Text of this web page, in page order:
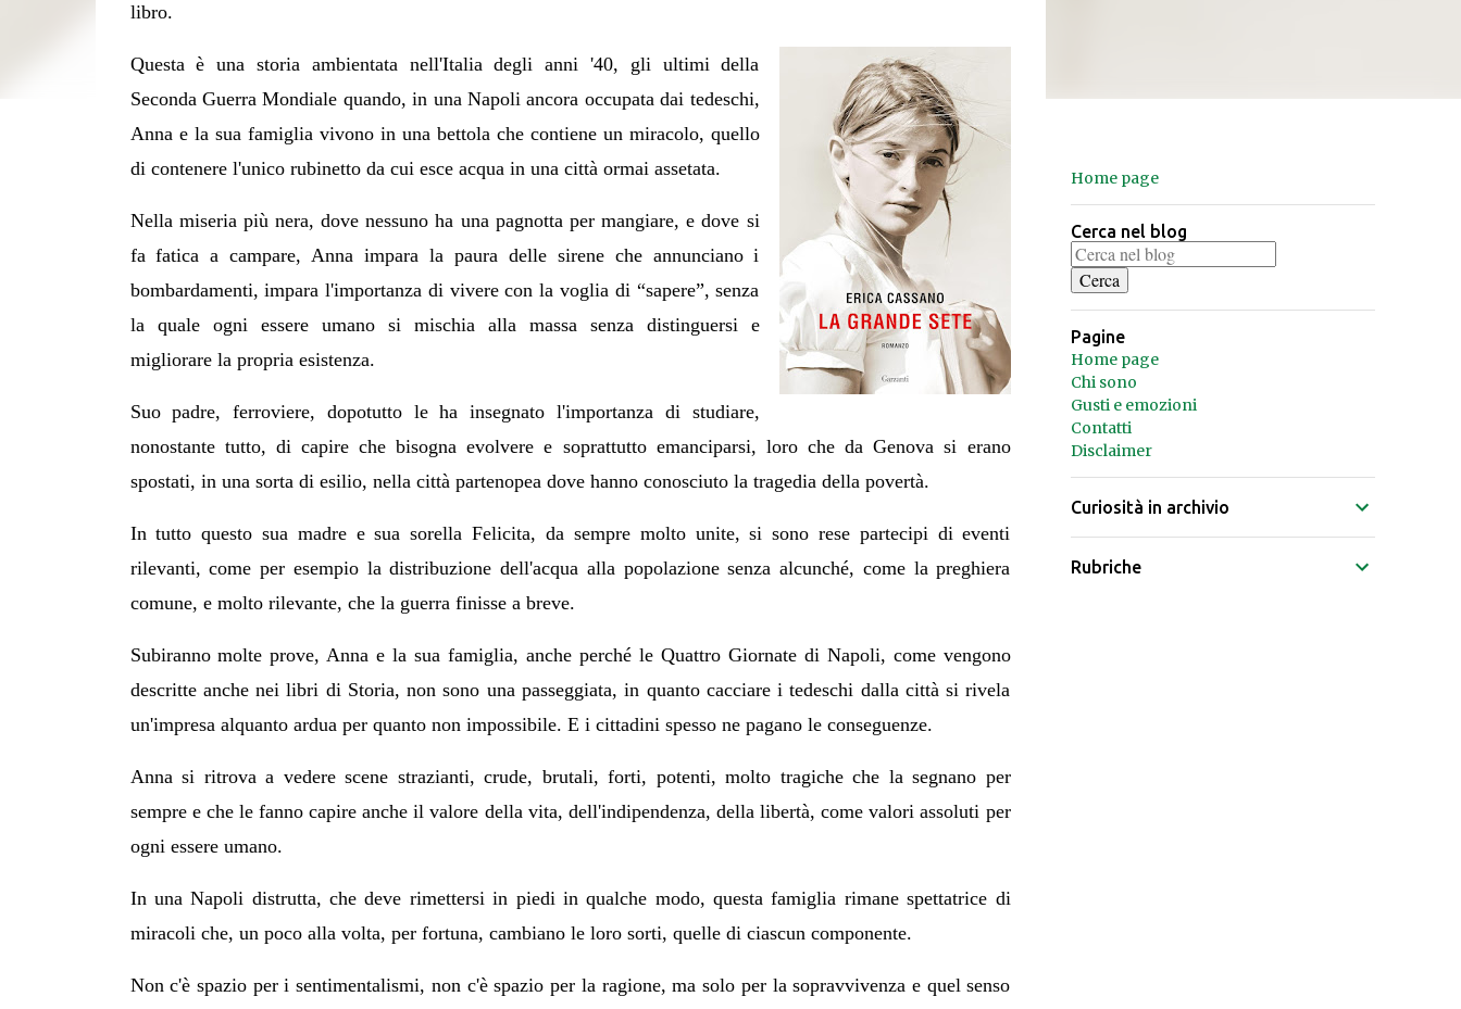
libro.
Questa è una storia ambientata nell'Italia degli anni '40, gli ultimi della
Seconda Guerra Mondiale quando, in una Napoli ancora occupata dai tedeschi,
Anna e la sua famiglia vivono in una bettola che contiene un miracolo, quello
di contenere l'unico rubinetto da cui esce acqua in una città ormai assetata.
Nella miseria più nera, dove nessuno ha una pagnotta per mangiare, e dove si
fa fatica a campare, Anna impara la paura delle sirene che annunciano i
bombardamenti, impara l'importanza di vivere con la voglia di “sapere”, senza
la quale ogni essere umano si mischia alla massa senza distinguersi e
migliorare la propria esistenza.
Suo padre, ferroviere, dopotutto le ha insegnato l'importanza di studiare,
nonostante tutto, di capire che bisogna evolvere e soprattutto emanciparsi, loro che da Genova si erano
spostati, in una sorta di esilio, nella città partenopea dove hanno conosciuto la tragedia della povertà.
In tutto questo sua madre e sua sorella Felicita, da sempre molto unite, si sono rese partecipi di eventi
rilevanti, come per esempio la distribuzione dell'acqua alla popolazione senza alcunché, come la preghiera
comune, e molto rilevante, che la guerra finisse a breve.
Subiranno molte prove, Anna e la sua famiglia, anche perché le Quattro Giornate di Napoli, come vengono
descritte anche nei libri di Storia, non sono una passeggiata, in quanto cacciare i tedeschi dalla città si rivela
un'impresa alquanto ardua per quanto non impossibile. E i cittadini spesso ne pagano le conseguenze.
Anna si ritrova a vedere scene strazianti, crude, brutali, forti, potenti, molto tragiche che la segnano per
sempre e che le fanno capire anche il valore della vita, dell'indipendenza, della libertà, come valori assoluti per
ogni essere umano.
In una Napoli distrutta, che deve rimettersi in piedi in qualche modo, questa famiglia rimane spettatrice di
miracoli che, un poco alla volta, per fortuna, cambiano le loro sorti, quelle di ciascun componente.
Non c'è spazio per i sentimentalismi, non c'è spazio per la ragione, ma solo per la sopravvivenza e quel senso
Home page
Cerca nel blog
Pagine
Home page
Chi sono
Gusti e emozioni
Contatti
Disclaimer
Curiosità in archivio
Rubriche